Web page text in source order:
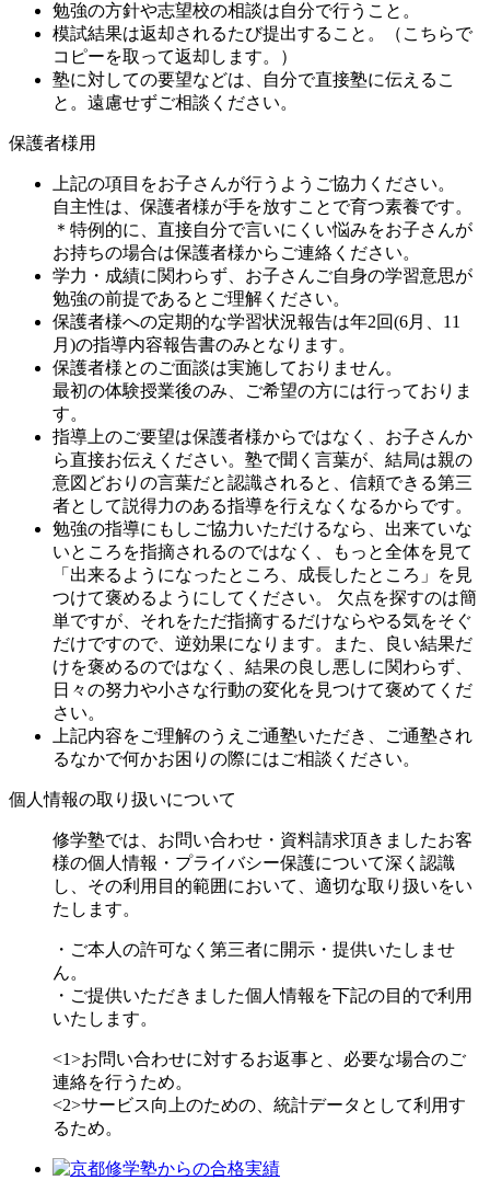
勉強の方針や志望校の相談は自分で行うこと。
模試結果は返却されるたび提出すること。（こちらで
コピーを取って返却します。）
塾に対しての要望などは、自分で直接塾に伝えるこ
と。遠慮せずご相談ください。
保護者様用
上記の項目をお子さんが行うようご協力ください。
自主性は、保護者様が手を放すことで育つ素養です。
＊特例的に、直接自分で言いにくい悩みをお子さんが
お持ちの場合は保護者様からご連絡ください。
学力・成績に関わらず、お子さんご自身の学習意思が
勉強の前提であるとご理解ください。
保護者様への定期的な学習状況報告は年2回(6月、11
月)の指導内容報告書のみとなります。
保護者様とのご面談は実施しておりません。
最初の体験授業後のみ、ご希望の方には行っておりま
す。
指導上のご要望は保護者様からではなく、お子さんか
ら直接お伝えください。塾で聞く言葉が、結局は親の
意図どおりの言葉だと認識されると、信頼できる第三
者として説得力のある指導を行えなくなるからです。
勉強の指導にもしご協力いただけるなら、出来ていな
いところを指摘されるのではなく、もっと全体を見て
「出来るようになったところ、成長したところ」を見
つけて褒めるようにしてください。 欠点を探すのは簡
単ですが、それをただ指摘するだけならやる気をそぐ
だけですので、逆効果になります。また、良い結果だ
けを褒めるのではなく、結果の良し悪しに関わらず、
日々の努力や小さな行動の変化を見つけて褒めてくだ
さい。
上記内容をご理解のうえご通塾いただき、ご通塾され
るなかで何かお困りの際にはご相談ください。
個人情報の取り扱いについて
修学塾では、お問い合わせ・資料請求頂きましたお客
様の個人情報・プライバシー保護について深く認識
し、その利用目的範囲において、適切な取り扱いをい
たします。
・ご本人の許可なく第三者に開示・提供いたしませ
ん。
・ご提供いただきました個人情報を下記の目的で利用
いたします。
<1>お問い合わせに対するお返事と、必要な場合のご
連絡を行うため。
<2>サービス向上のための、統計データとして利用す
るため。